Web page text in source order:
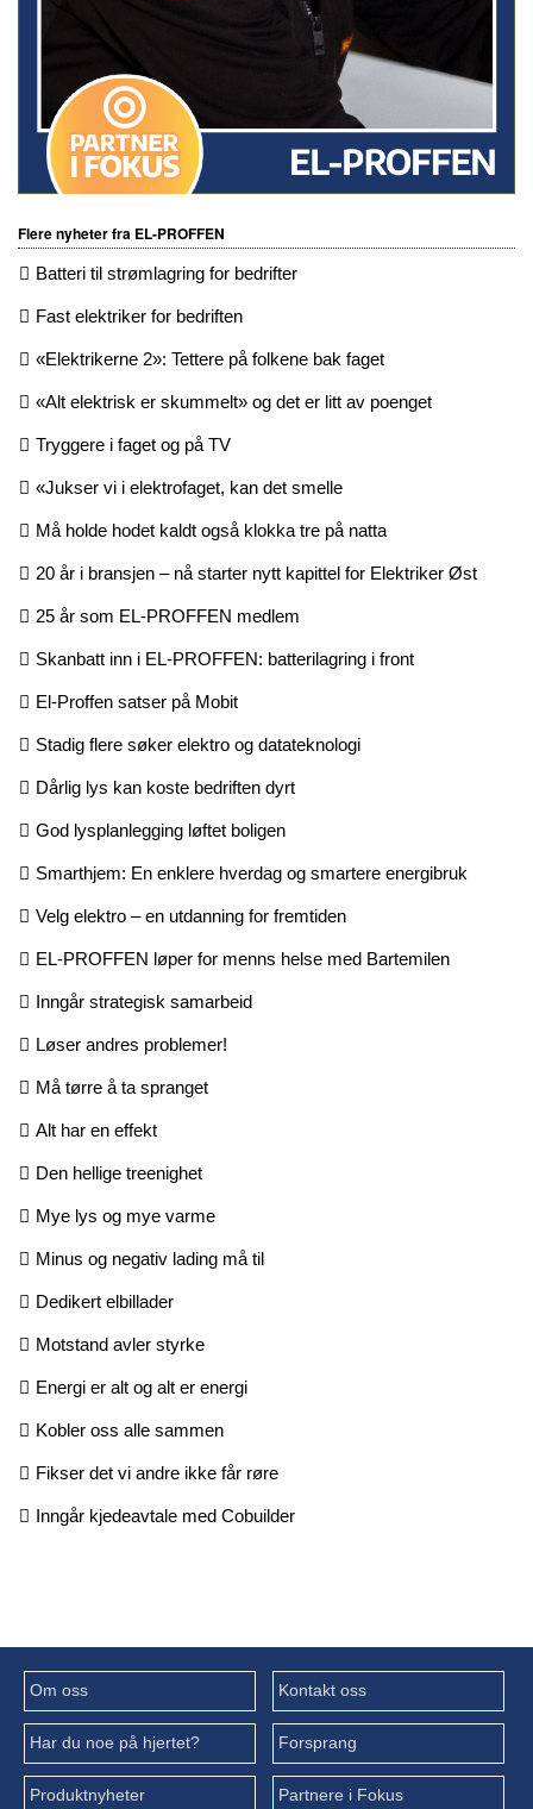
Flere nyheter fra EL-PROFFEN
Batteri til strømlagring for bedrifter
Fast elektriker for bedriften
«Elektrikerne 2»: Tettere på folkene bak faget
«Alt elektrisk er skummelt» og det er litt av poenget
Tryggere i faget og på TV
«Jukser vi i elektrofaget, kan det smelle
Må holde hodet kaldt også klokka tre på natta
20 år i bransjen – nå starter nytt kapittel for Elektriker Øst
25 år som EL-PROFFEN medlem
Skanbatt inn i EL-PROFFEN: batterilagring i front
El-Proffen satser på Mobit
Stadig flere søker elektro og datateknologi
Dårlig lys kan koste bedriften dyrt
God lysplanlegging løftet boligen
Smarthjem: En enklere hverdag og smartere energibruk
Velg elektro – en utdanning for fremtiden
EL-PROFFEN løper for menns helse med Bartemilen
Inngår strategisk samarbeid
Løser andres problemer!
Må tørre å ta spranget
Alt har en effekt
Den hellige treenighet
Mye lys og mye varme
Minus og negativ lading må til
Dedikert elbillader
Motstand avler styrke
Energi er alt og alt er energi
Kobler oss alle sammen
Fikser det vi andre ikke får røre
Inngår kjedeavtale med Cobuilder
Om oss Kontakt oss
Har du noe på hjertet? Forsprang
Produktnyheter Partnere i Fokus